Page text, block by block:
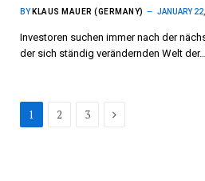
BY KLAUS MAUER (GERMANY) JANUARY
Investoren suchen immer nach der
der sich ständig verändernden Welt der…
1 2 3 Next